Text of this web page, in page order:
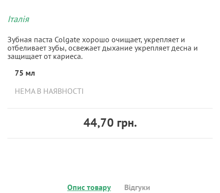
Італія
Зубная паста Colgate хорошо очищает, укрепляет и
отбеливает зубы, освежает дыхание укрепляет десна и
защищает от кариеса.
75 мл
НЕМА В НАЯВНОСТІ
44,70 грн.
Опис товару Відгуки